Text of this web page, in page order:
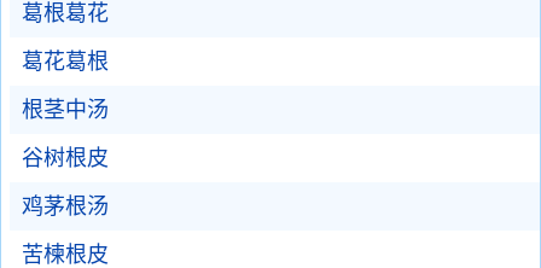
葛根葛花
葛花葛根
根茎中汤
谷树根皮
鸡茅根汤
苦楝根皮